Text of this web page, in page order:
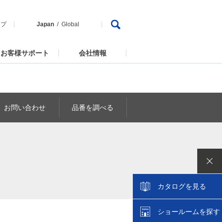
Japan Global
お客様サポート 会社情報
お問い合わせ 品番を調べる
カタログを見る
ショールームを探す